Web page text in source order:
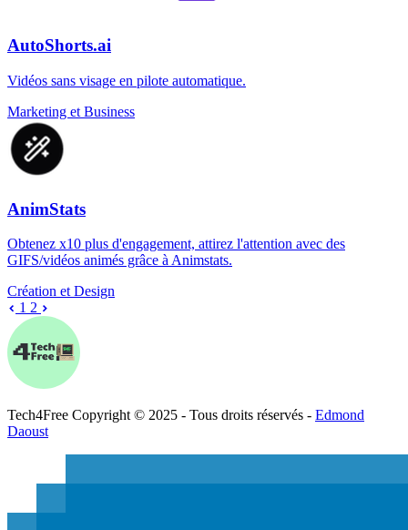
AutoShorts.ai
Vidéos sans visage en pilote automatique.
Marketing et Business
AnimStats
Obtenez x10 plus d'engagement, attirez l'attention avec des
GIFS/vidéos animés grâce à Animstats.
Création et Design
1 2
Tech4Free Copyright © 2025 - Tous droits réservés - Edmond
Daoust